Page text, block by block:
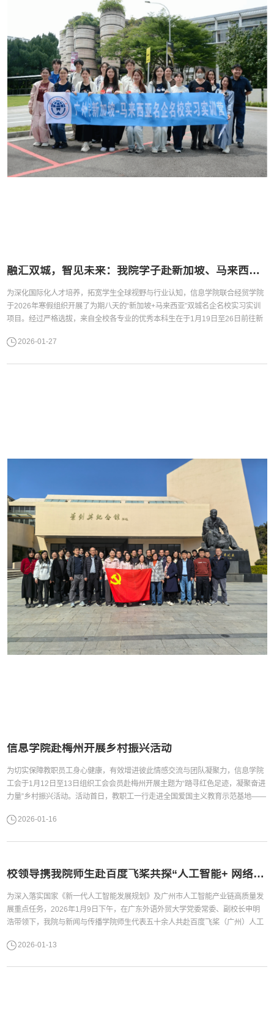
融汇双城，智见未来：我院学子赴新加坡、马来西亚开展寒假名企名校实训项目
为深化国际化人才培养，拓宽学生全球视野与行业认知，信息学院联合经贸学院
于2026年寒假组织开展了为期八天的“新加坡+马来西亚”双城名企名校实习实训
项目。经过严格选拔，来自全校各专业的优秀本科生在于1月19日至26日前往新
式，开展了一场跨越国界的知识探索与职业启航之旅。行前动员：筑牢思想根
2026-01-27
信息学院赴梅州开展乡村振兴活动
为切实保障教职员工身心健康，有效增进彼此情感交流与团队凝聚力，信息学院
工会于1月12日至13日组织工会会员赴梅州开展主题为“踏寻红色足迹，凝聚奋进
力量”乡村振兴活动。活动首日，教职工一行走进全国爱国主义教育示范基地——
神的时代价值。随后漫步雁南飞茶田，亲身感受“一片叶子带富一方百姓”的茶旅
2026-01-16
校领导携我院师生赴百度飞桨共探“人工智能+ 网络安全”产教融合新路径
为深入落实国家《新一代人工智能发展规划》及广州市人工智能产业链高质量发
展重点任务，2026年1月9日下午，在广东外语外贸大学党委常委、副校长申明
浩带领下，我院与新闻与传播学院师生代表五十余人共赴百度飞桨（广州）人工
董婷、专业骨干教师及学生代表共同参与本次活动。校企双方合影零距离感知产
2026-01-13